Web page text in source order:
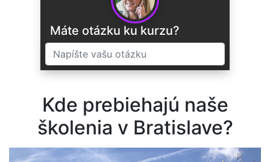
Máte otázku ku kurzu?
ODOSLAŤ
Kde prebiehajú naše
školenia v Bratislave?